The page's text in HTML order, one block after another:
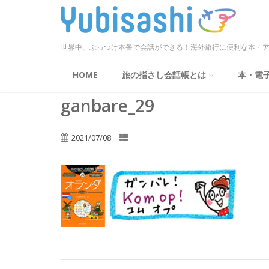
世界中、ぶっつけ本番で会話ができる！海外旅行に便利な本・
HOME 旅の指さし会話帳とは 本・電
ganbare_29
2021/07/08